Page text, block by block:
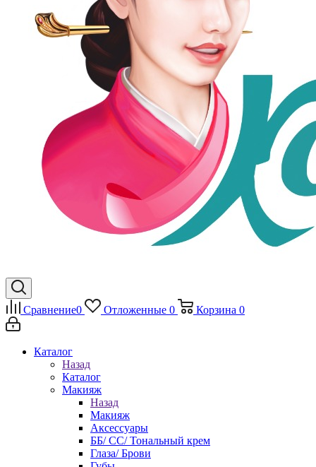
Сравнение0 Отложенные 0 Корзина 0
Каталог
Назад
Каталог
Макияж
Назад
Макияж
Аксессуары
ББ/ СС/ Тональный крем
Глаза/ Брови